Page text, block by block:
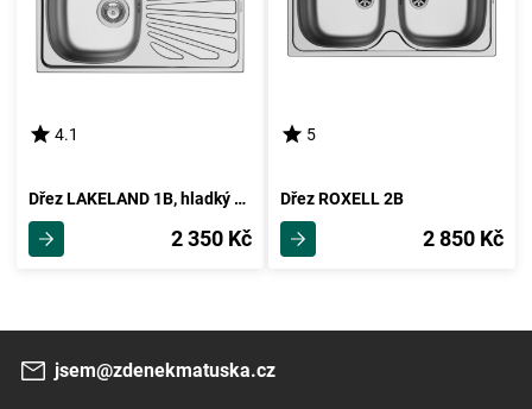
4.1
Dřez LAKELAND 1B, hladký povrch
2 350 Kč
5
Dřez ROXELL 2B
2 850 Kč
jsem@zdenekmatuska.cz